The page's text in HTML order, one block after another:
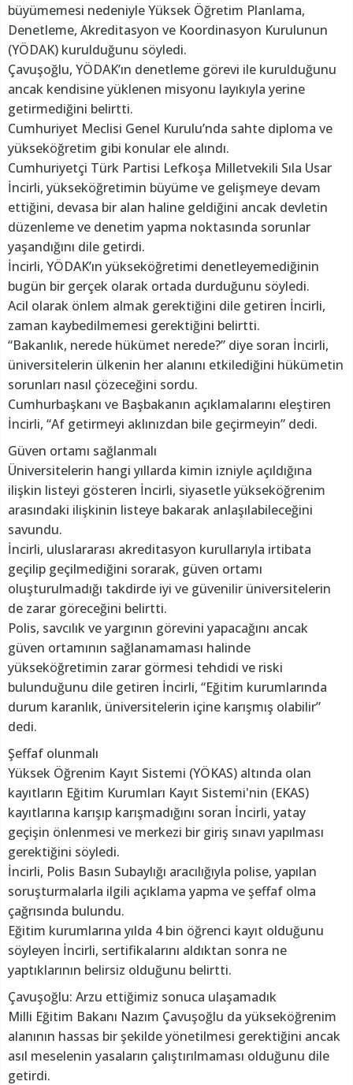
büyümemesi nedeniyle Yüksek Öğretim Planlama,
Denetleme, Akreditasyon ve Koordinasyon Kurulunun
(YÖDAK) kurulduğunu söyledi.
Çavuşoğlu, YÖDAK’ın denetleme görevi ile kurulduğunu
ancak kendisine yüklenen misyonu layıkıyla yerine
getirmediğini belirtti.
Cumhuriyet Meclisi Genel Kurulu’nda sahte diploma ve
yükseköğretim gibi konular ele alındı.
Cumhuriyetçi Türk Partisi Lefkoşa Milletvekili Sıla Usar
İncirli, yükseköğretimin büyüme ve gelişmeye devam
ettiğini, devasa bir alan haline geldiğini ancak devletin
düzenleme ve denetim yapma noktasında sorunlar
yaşandığını dile getirdi.
İncirli, YÖDAK’ın yükseköğretimi denetleyemediğinin
bugün bir gerçek olarak ortada durduğunu söyledi.
Acil olarak önlem almak gerektiğini dile getiren İncirli,
zaman kaybedilmemesi gerektiğini belirtti.
“Bakanlık, nerede hükümet nerede?” diye soran İncirli,
üniversitelerin ülkenin her alanını etkilediğini hükümetin
sorunları nasıl çözeceğini sordu.
Cumhurbaşkanı ve Başbakanın açıklamalarını eleştiren
İncirli, “Af getirmeyi aklınızdan bile geçirmeyin” dedi.
Güven ortamı sağlanmalı
Üniversitelerin hangi yıllarda kimin izniyle açıldığına
ilişkin listeyi gösteren İncirli, siyasetle yükseköğrenim
arasındaki ilişkinin listeye bakarak anlaşılabileceğini
savundu.
İncirli, uluslararası akreditasyon kurullarıyla irtibata
geçilip geçilmediğini sorarak, güven ortamı
oluşturulmadığı takdirde iyi ve güvenilir üniversitelerin
de zarar göreceğini belirtti.
Polis, savcılık ve yargının görevini yapacağını ancak
güven ortamının sağlanamaması halinde
yükseköğretimin zarar görmesi tehdidi ve riski
bulunduğunu dile getiren İncirli, “Eğitim kurumlarında
durum karanlık, üniversitelerin içine karışmış olabilir”
dedi.
Şeffaf olunmalı
Yüksek Öğrenim Kayıt Sistemi (YÖKAS) altında olan
kayıtların Eğitim Kurumları Kayıt Sistemi'nin (EKAS)
kayıtlarına karışıp karışmadığını soran İncirli, yatay
geçişin önlenmesi ve merkezi bir giriş sınavı yapılması
gerektiğini söyledi.
İncirli, Polis Basın Subaylığı aracılığıyla polise, yapılan
soruşturmalarla ilgili açıklama yapma ve şeffaf olma
çağrısında bulundu.
Eğitim kurumlarına yılda 4 bin öğrenci kayıt olduğunu
söyleyen İncirli, sertifikalarını aldıktan sonra ne
yaptıklarının belirsiz olduğunu belirtti.
Çavuşoğlu: Arzu ettiğimiz sonuca ulaşamadık
Milli Eğitim Bakanı Nazım Çavuşoğlu da yükseköğrenim
alanının hassas bir şekilde yönetilmesi gerektiğini ancak
asıl meselenin yasaların çalıştırılmaması olduğunu dile
getirdi.